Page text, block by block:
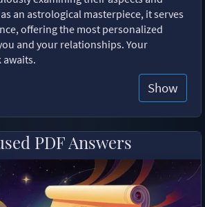
an astrological masterpiece, it serves
offering the most personalized
and your relationships. Your
Show
PDF Answers